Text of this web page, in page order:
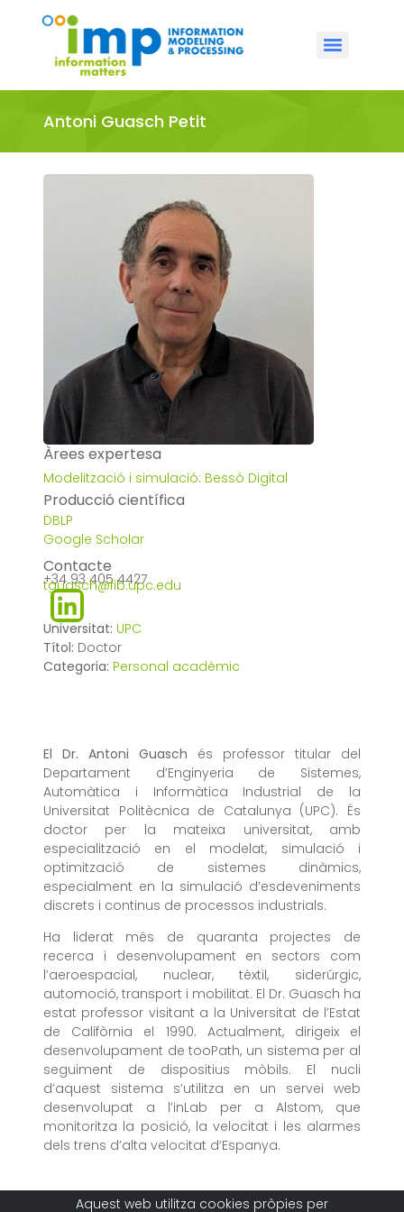
Antoni Guasch Petit
Àrees expertesa
Modelització i simulació: Bessó Digital
Producció científica
DBLP
Google Scholar
Contacte
+34 93 405 4427
tguasch@fib.upc.edu
Universitat: UPC
Títol: Doctor
Categoria: Personal acadèmic
El Dr. Antoni Guasch és professor titular del
Departament d’Enginyeria de Sistemes,
Automàtica i Informàtica Industrial de la
Universitat Politècnica de Catalunya (UPC). És
doctor per la mateixa universitat, amb
especialització en el modelat, simulació i
optimització de sistemes dinàmics,
especialment en la simulació d’esdeveniments
discrets i continus de processos industrials.
Ha liderat més de quaranta projectes de
recerca i desenvolupament en sectors com
l’aeroespacial, nuclear, tèxtil, siderúrgic,
automoció, transport i mobilitat. El Dr. Guasch ha
estat professor visitant a la Universitat de l’Estat
de Califòrnia el 1990. Actualment, dirigeix el
desenvolupament de tooPath, un sistema per al
seguiment de dispositius mòbils. El nucli
d’aquest sistema s’utilitza en un servei web
desenvolupat a l’inLab per a Alstom, que
monitoritza la posició, la velocitat i les alarmes
dels trens d’alta velocitat d’Espanya.
Aquest web utilitza cookies pròpies per